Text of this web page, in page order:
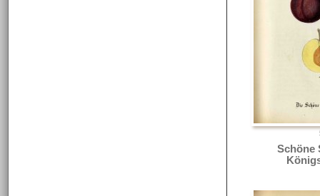
Schöne